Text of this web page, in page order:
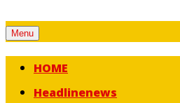
Skip
content
Menu
HOME
Headlinenews